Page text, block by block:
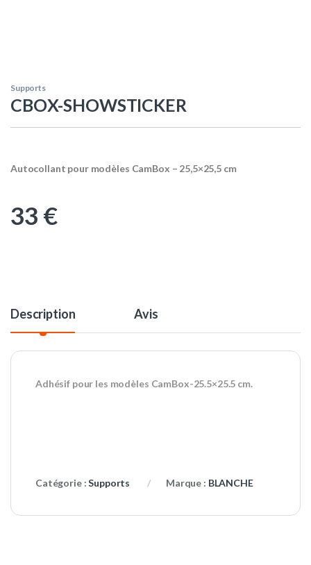
Supports
CBOX-SHOWSTICKER
Autocollant pour modèles CamBox – 25,5×25,5 cm
33 €
Description Avis
Adhésif pour les modèles CamBox-25.5×25.5 cm.
Catégorie :Supports Marque : BLANCHE